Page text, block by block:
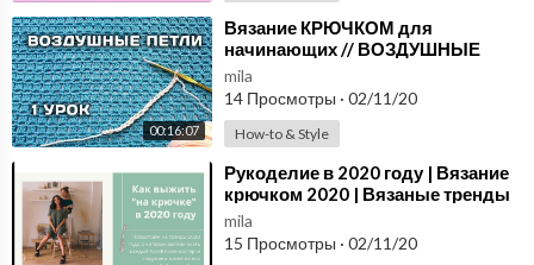
00:16:07
⁣Вязание КРЮЧКОМ для
начинающих // ВОЗДУШНЫЕ
ПЕТЛИ // 1 урок
mila
14 Просмотры · 02/11/20
How-to & Style
⁣Рукоделие в 2020 году | Вязание
крючком 2020 | Вязаные тренды
2020
mila
15 Просмотры · 02/11/20